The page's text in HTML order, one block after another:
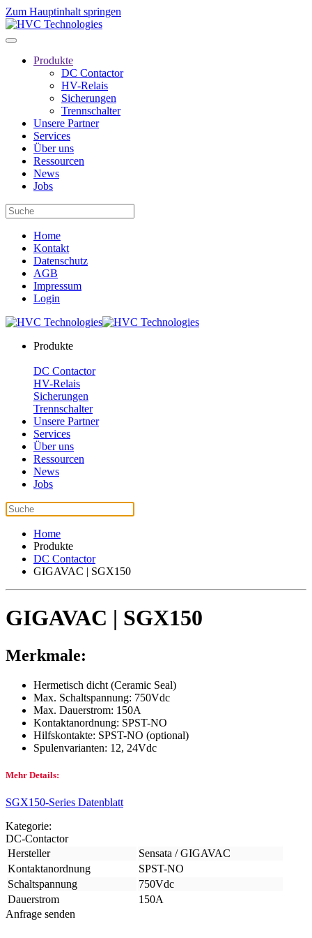
Zum Hauptinhalt springen
Produkte
DC Contactor
HV-Relais
Sicherungen
Trennschalter
Unsere Partner
Services
Über uns
Ressourcen
News
Jobs
Home
Kontakt
Datenschutz
AGB
Impressum
Login
Produkte
DC Contactor
HV-Relais
Sicherungen
Trennschalter
Unsere Partner
Services
Über uns
Ressourcen
News
Jobs
Home
Produkte
DC Contactor
GIGAVAC | SGX150
GIGAVAC | SGX150
Merkmale:
Hermetisch dicht (Ceramic Seal)
Max. Schaltspannung: 750Vdc
Max. Dauerstrom: 150A
Kontaktanordnung: SPST-NO
Hilfskontakte: SPST-NO (optional)
Spulenvarianten: 12, 24Vdc
Mehr Details:
SGX150-Series Datenblatt
Kategorie:
DC-Contactor
Hersteller
Sensata / GIGAVAC
Kontaktanordnung
SPST-NO
Schaltspannung
750Vdc
Dauerstrom
150A
Anfrage senden